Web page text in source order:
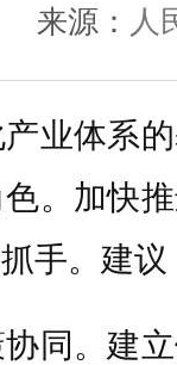
来源： 人
体系的
。加快
手。建议
。建立